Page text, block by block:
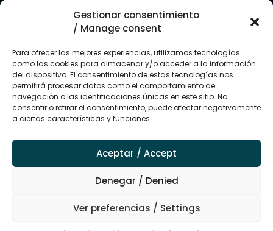
Gestionar consentimiento
/ Manage consent
Para ofrecer las mejores experiencias, utilizamos tecnologías
como las cookies para almacenar y/o acceder a la información
del dispositivo. El consentimiento de estas tecnologías nos
permitirá procesar datos como el comportamiento de
navegación o las identificaciones únicas en este sitio. No
consentir o retirar el consentimiento, puede afectar negativamente
a ciertas características y funciones.
Aceptar / Accept
Denegar / Denied
Ver preferencias / Settings
→ Contacta con nosotros
sitio
Sectores
Energia
Instalaciones
Proyectos
Sistemas
Promociones
grupo
Grupo
Renovae
Renovae
Energy
Renovae
Renovae
Trade
legales
Aviso legal
Politica de
privacidad
Política de
e
k
k
t
a